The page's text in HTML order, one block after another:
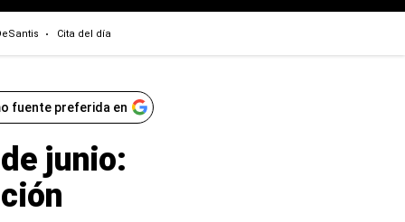
Cita del día
fuente preferida en
junio: